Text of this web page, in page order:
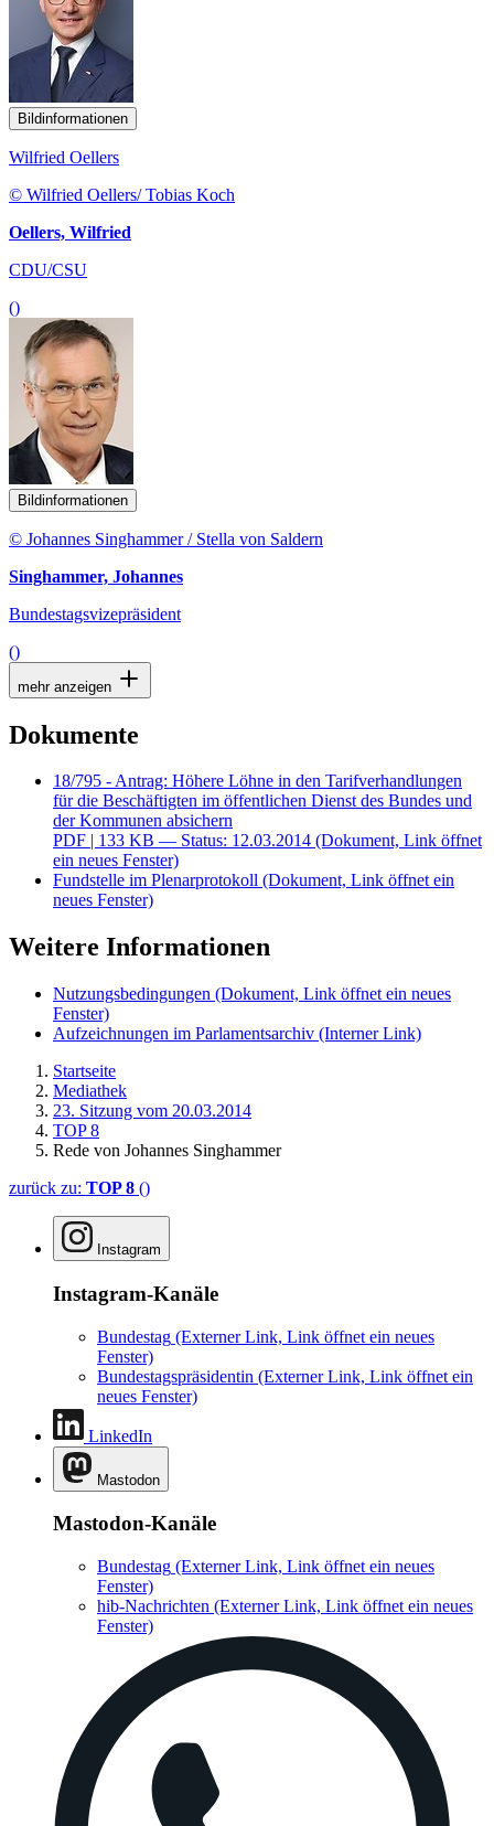
Bildinformationen
Wilfried Oellers
© Wilfried Oellers/ Tobias Koch
Oellers, Wilfried
CDU/CSU
()
Bildinformationen
© Johannes Singhammer / Stella von Saldern
Singhammer, Johannes
Bundestagsvizepräsident
()
mehr anzeigen
Dokumente
18/795 - Antrag: Höhere Löhne in den Tarifverhandlungen
für die Beschäftigten im öffentlichen Dienst des Bundes und
der Kommunen absichern
PDF | 133 KB — Status: 12.03.2014 (Dokument, Link öffnet
ein neues Fenster)
Fundstelle im Plenarprotokoll (Dokument, Link öffnet ein
neues Fenster)
Weitere Informationen
Nutzungsbedingungen (Dokument, Link öffnet ein neues
Fenster)
Aufzeichnungen im Parlamentsarchiv (Interner Link)
Startseite
Mediathek
23. Sitzung vom 20.03.2014
TOP 8
Rede von Johannes Singhammer
zurück zu: TOP 8 ()
Instagram
Instagram-Kanäle
Bundestag (Externer Link, Link öffnet ein neues
Fenster)
Bundestagspräsidentin (Externer Link, Link öffnet ein
neues Fenster)
LinkedIn
Mastodon
Mastodon-Kanäle
Bundestag (Externer Link, Link öffnet ein neues
Fenster)
hib-Nachrichten (Externer Link, Link öffnet ein neues
Fenster)